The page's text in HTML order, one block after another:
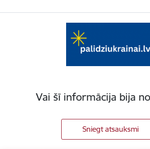
Vai šī informācija bija
Sniegt atsauksmi